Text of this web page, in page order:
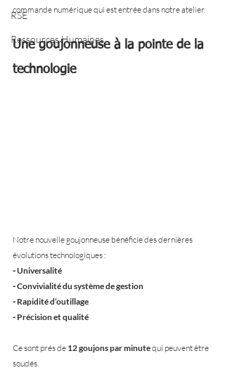
RSE
Ressources Humaines
commande numérique qui est entrée dans notre atelier.
Une goujonneuse à la pointe de la
technologie
Notre nouvelle goujonneuse bénéficie des dernières
évolutions technologiques :
⁃ Universalité
⁃ Convivialité du système de gestion
⁃ Rapidité d’outillage
⁃ Précision et qualité
Ce sont prés de 12 goujons par minute qui peuvent être
soudés.